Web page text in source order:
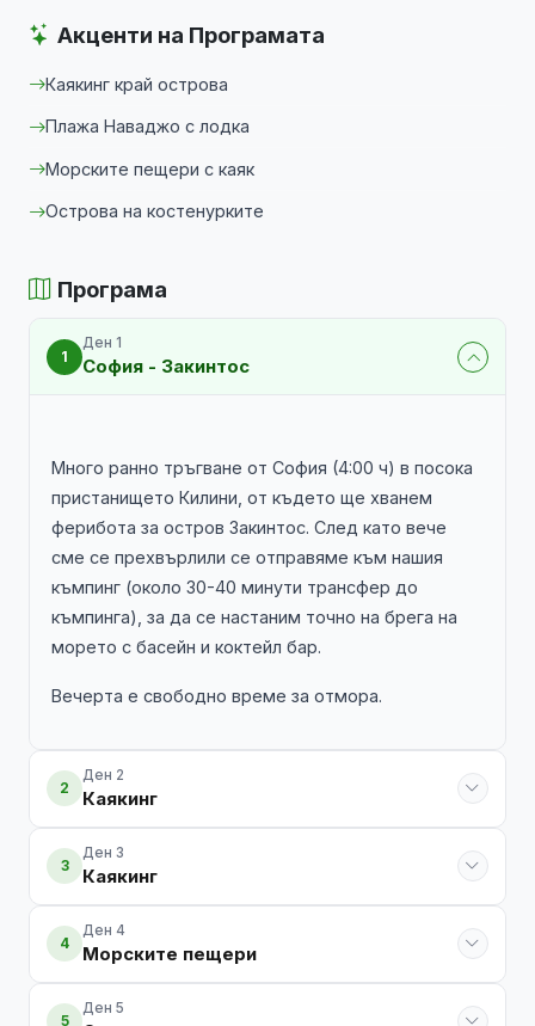
Акценти на Програмата
Каякинг край острова
Плажа Наваджо с лодка
Морските пещери с каяк
Острова на костенурките
Програма
1
Ден 1
София - Закинтос
Много ранно тръгване от София (4:00 ч) в посока
пристанището Килини, от където ще хванем
ферибота за остров Закинтос. След като вече
сме се прехвърлили се отправяме към нашия
къмпинг (около 30-40 минути трансфер до
къмпинга), за да се настаним точно на брега на
морето с басейн и коктейл бар.
Вечерта е свободно време за отмора.
2
Ден 2
Каякинг
3
Ден 3
Каякинг
4
Ден 4
Морските пещери
5
Ден 5